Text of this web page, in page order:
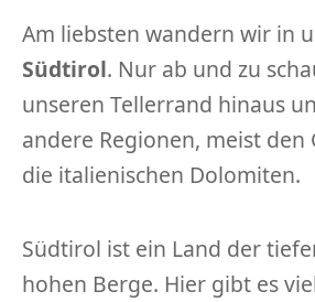
Am liebsten wandern wir in
Südtirol. Nur ab und zu
unseren Tellerrand hinaus
andere Regionen, meist den
die italienischen Dolomiten.
Südtirol ist ein Land der
hohen Berge. Hier gibt es